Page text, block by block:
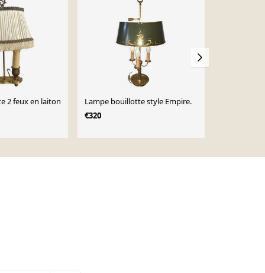
Lampe bouillote 2 feux en laiton
Lampe bouillotte style Empire.
€320